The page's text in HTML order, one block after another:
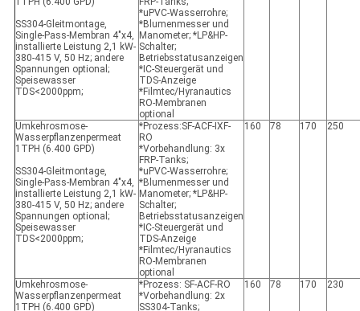
SS304-Gleitmontage,
Single-Pass-Membran 4"x4,
installierte Leistung 2,1 kW-
380-415 V, 50 Hz; andere
Spannungen optional;
Speisewasser
TDS<2000ppm;
*uPVC-Wasserrohre;
*Blumenmesser und
Manometer; *LP&HP-
Schalter;
Betriebsstatusanzeigen
*IC-Steuergerät und
TDS-Anzeige
*Filmtec/Hyranautics
RO-Membranen
optional
Umkehrosmose-
Wasserpflanzenpermeat
1TPH (6.400 GPD)
SS304-Gleitmontage,
Single-Pass-Membran 4"x4,
installierte Leistung 2,1 kW-
380-415 V, 50 Hz; andere
Spannungen optional;
Speisewasser
TDS<2000ppm;
*Prozess:SF-ACF-IXF-
RO
*Vorbehandlung: 3x
FRP-Tanks;
*uPVC-Wasserrohre;
*Blumenmesser und
Manometer; *LP&HP-
Schalter;
Betriebsstatusanzeigen
*IC-Steuergerät und
TDS-Anzeige
*Filmtec/Hyranautics
RO-Membranen
optional
160 78 170 250
Umkehrosmose-
Wasserpflanzenpermeat
1TPH (6.400 GPD)
*Prozess: SF-ACF-RO
*Vorbehandlung: 2x
SS304-Tanks;
160 78 170 230